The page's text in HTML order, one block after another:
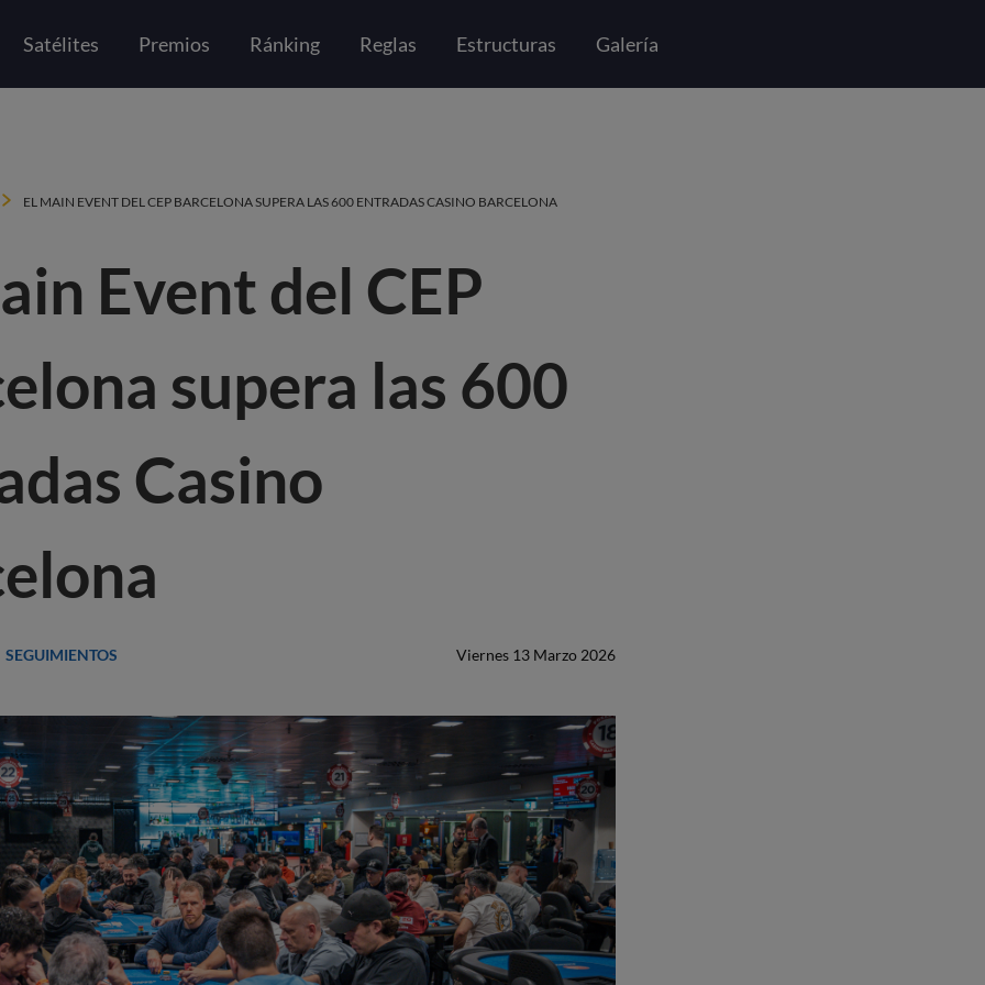
Satélites Premios Ránking Reglas Estructuras Galería
EL MAIN EVENT DEL CEP BARCELONA SUPERA LAS 600 ENTRADAS CASINO BARCELONA
Event del CEP
supera las 600
Casino
SEGUIMIENTOS Viernes 13 Marzo 2026